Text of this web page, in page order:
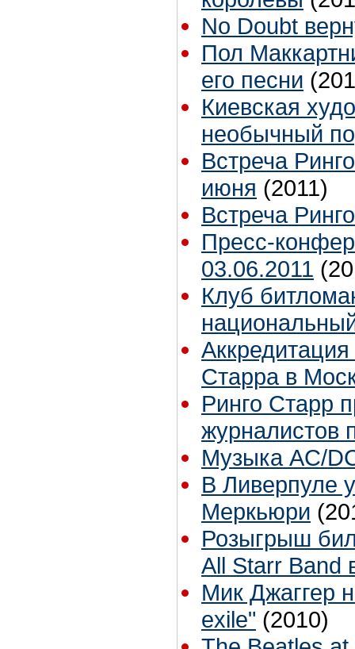
No Doubt
Пол
его песни
Киевская
необычный
Встреча
июня (2011)
Встреча
Пресс-
03.06.2011
Клуб
Старра в
Ринго Старр
журналистов
Музыка AC/
В Ливерпуле
Меркьюри
Розыгрыш
All Starr Band
Мик Джаггер
exile" (2010)